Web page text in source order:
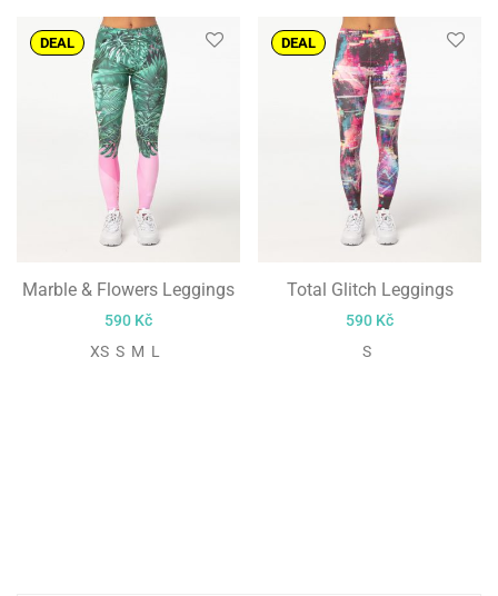
DEAL
Marble & Flowers Leggings
590 Kč
XS S M L
DEAL
Total Glitch Leggings
590 Kč
S